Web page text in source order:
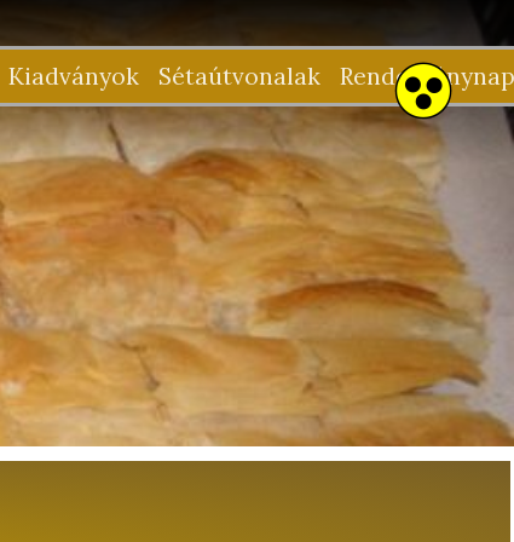
Kiadványok Sétaútvonalak